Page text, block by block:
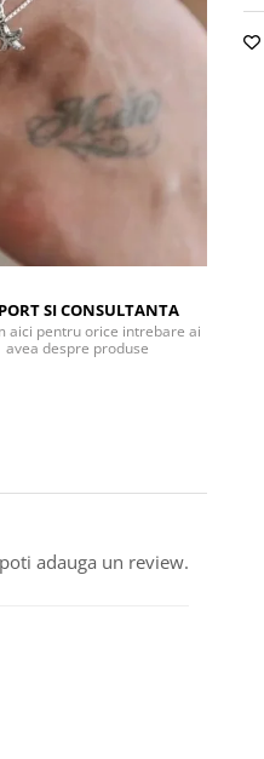
SI CONSULTANTA
aici pentru orice intrebare ai
avea despre produse
adauga un review.